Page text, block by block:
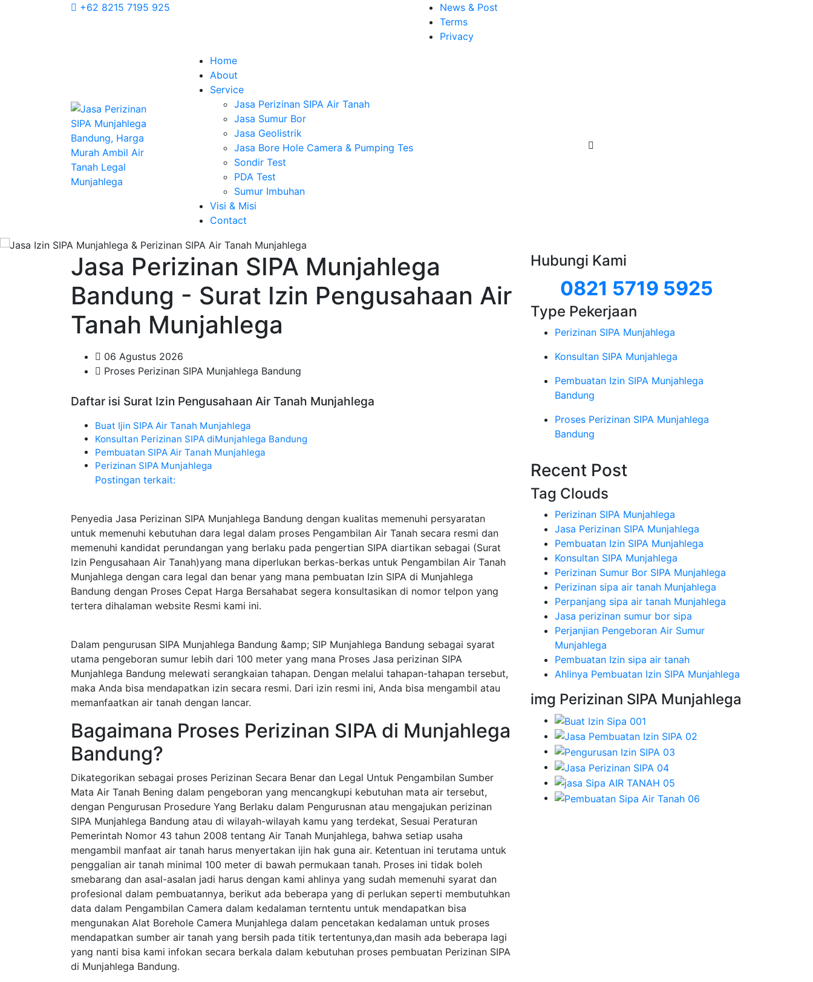
+62 8215 7195 925
News & Post
Terms
Privacy
Home
About
Service
Jasa Perizinan SIPA Air Tanah
Jasa Sumur Bor
Jasa Geolistrik
Jasa Bore Hole Camera & Pumping Tes
Sondir Test
PDA Test
Sumur Imbuhan
Visi & Misi
Contact
Jasa Perizinan SIPA Munjahlega
Bandung - Surat Izin Pengusahaan Air
Tanah Munjahlega
06 Agustus 2026
Proses Perizinan SIPA Munjahlega Bandung
Daftar isi Surat Izin Pengusahaan Air Tanah Munjahlega
Buat Ijin SIPA Air Tanah Munjahlega
Konsultan Perizinan SIPA diMunjahlega Bandung
Pembuatan SIPA Air Tanah Munjahlega
Perizinan SIPA Munjahlega
Postingan terkait:
Penyedia Jasa Perizinan SIPA Munjahlega Bandung dengan kualitas memenuhi persyaratan
untuk memenuhi kebutuhan dara legal dalam proses Pengambilan Air Tanah secara resmi dan
memenuhi kandidat perundangan yang berlaku pada pengertian SIPA diartikan sebagai (Surat
Izin Pengusahaan Air Tanah)yang mana diperlukan berkas-berkas untuk Pengambilan Air Tanah
Munjahlega dengan cara legal dan benar yang mana pembuatan Izin SIPA di Munjahlega
Bandung dengan Proses Cepat Harga Bersahabat segera konsultasikan di nomor telpon yang
tertera dihalaman website Resmi kami ini.
Dalam pengurusan SIPA Munjahlega Bandung &amp; SIP Munjahlega Bandung sebagai syarat
utama pengeboran sumur lebih dari 100 meter yang mana Proses Jasa perizinan SIPA
Munjahlega Bandung melewati serangkaian tahapan. Dengan melalui tahapan-tahapan tersebut,
maka Anda bisa mendapatkan izin secara resmi. Dari izin resmi ini, Anda bisa mengambil atau
memanfaatkan air tanah dengan lancar.
Bagaimana Proses Perizinan SIPA di Munjahlega
Bandung?
Dikategorikan sebagai proses Perizinan Secara Benar dan Legal Untuk Pengambilan Sumber
Mata Air Tanah Bening dalam pengeboran yang mencangkupi kebutuhan mata air tersebut,
dengan Pengurusan Prosedure Yang Berlaku dalam Pengurusnan atau mengajukan perizinan
SIPA Munjahlega Bandung atau di wilayah-wilayah kamu yang terdekat, Sesuai Peraturan
Pemerintah Nomor 43 tahun 2008 tentang Air Tanah Munjahlega, bahwa setiap usaha
mengambil manfaat air tanah harus menyertakan ijin hak guna air. Ketentuan ini terutama untuk
penggalian air tanah minimal 100 meter di bawah permukaan tanah. Proses ini tidak boleh
smebarang dan asal-asalan jadi harus dengan kami ahlinya yang sudah memenuhi syarat dan
profesional dalam pembuatannya, berikut ada beberapa yang di perlukan seperti membutuhkan
data dalam Pengambilan Camera dalam kedalaman terntentu untuk mendapatkan bisa
mengunakan Alat Borehole Camera Munjahlega dalam pencetakan kedalaman untuk proses
mendapatkan sumber air tanah yang bersih pada titik tertentunya,dan masih ada beberapa lagi
yang nanti bisa kami infokan secara berkala dalam kebutuhan proses pembuatan Perizinan SIPA
di Munjahlega Bandung.
Hubungi Kami
0821 5719 5925
Type Pekerjaan
Perizinan SIPA Munjahlega
Konsultan SIPA Munjahlega
Pembuatan Izin SIPA Munjahlega
Bandung
Proses Perizinan SIPA Munjahlega
Bandung
Recent Post
Tag Clouds
Perizinan SIPA Munjahlega
Jasa Perizinan SIPA Munjahlega
Pembuatan Izin SIPA Munjahlega
Konsultan SIPA Munjahlega
Perizinan Sumur Bor SIPA Munjahlega
Perizinan sipa air tanah Munjahlega
Perpanjang sipa air tanah Munjahlega
Jasa perizinan sumur bor sipa
Perjanjian Pengeboran Air Sumur
Munjahlega
Pembuatan Izin sipa air tanah
Ahlinya Pembuatan Izin SIPA Munjahlega
img Perizinan SIPA Munjahlega